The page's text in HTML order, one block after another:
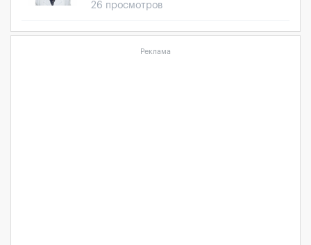
26 просмотров
Реклама